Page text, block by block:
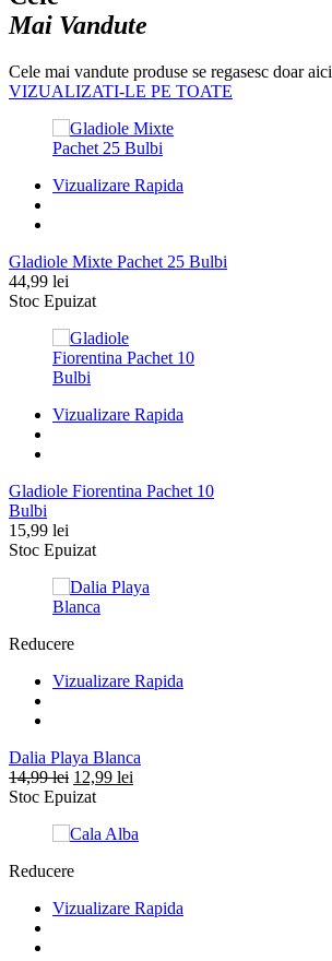
Mai Vandute
Cele mai vandute produse se regasesc doar aici
VIZUALIZATI-LE PE TOATE
Vizualizare Rapida
Gladiole Mixte Pachet 25 Bulbi
44,99 lei
Stoc Epuizat
Vizualizare Rapida
Gladiole Fiorentina Pachet 10
Bulbi
15,99 lei
Stoc Epuizat
Reducere
Vizualizare Rapida
Dalia Playa Blanca
14,99lei Prețul
inițial
fost:
12,99 lei
12,99 lei.
Stoc Epuizat
Reducere
Vizualizare Rapida